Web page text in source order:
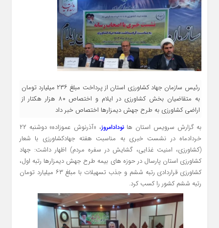
رئیس سازمان جهاد کشاورزی استان از پرداخت مبلغ ۲۳۶ میلیارد تومان
به متقاضیان بخش کشاورزی در ایلام و اختصاص ۸۰ هزار هکتار از
اراضی کشاورزی به طرح جهش دیمزارها اختصاص خبر داد
به گزارش سرویس استان هانودادامروز
، «آذرنوش عموزاده» دوشنبه ۲۲
خردادماه در نشست خبری به مناسبت هفته جهادکشاورزی با شعار
(کشاورزی، امنیت غذایی، گشایش در سفره مردم) اظهار داشت: جهاد
کشاورزی استان پارسال در حوزه های بیمه طرح جهش دیمزارها رتبه اول،
کشاورزی قراردادی رتبه ششم و جذب تسهیلات با مبلغ ۶۳ میلیارد تومان
رتبه ششم کشور را کسب کرد.